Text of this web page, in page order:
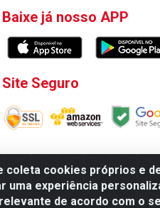
coleta cookies próprios e
uma experiência
de acordo com o
Baixe já nosso APP
Site Seguro
Atacadao da Limpeza F. Pereira